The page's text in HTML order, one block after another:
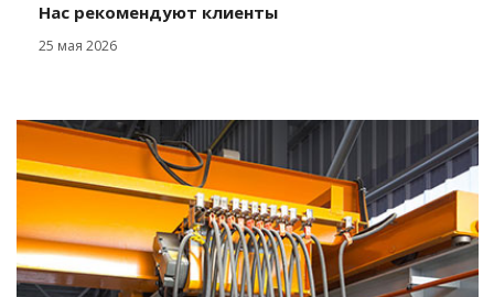
Нас рекомендуют клиенты
25 мая 2026